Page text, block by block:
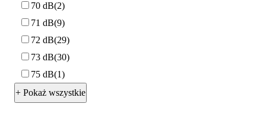
70 dB 2
71 dB 9
72 dB 29
73 dB 30
75 dB 1
+ Pokaż wszystkie